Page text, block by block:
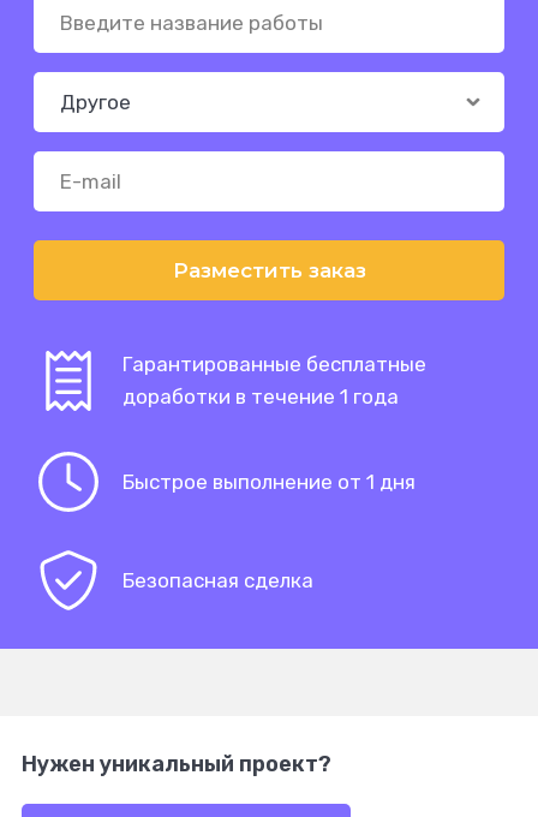
Разместить заказ
Гарантированные бесплатные
доработки в течение 1 года
Быстрое выполнение от 1 дня
Безопасная сделка
Нужен уникальный проект?